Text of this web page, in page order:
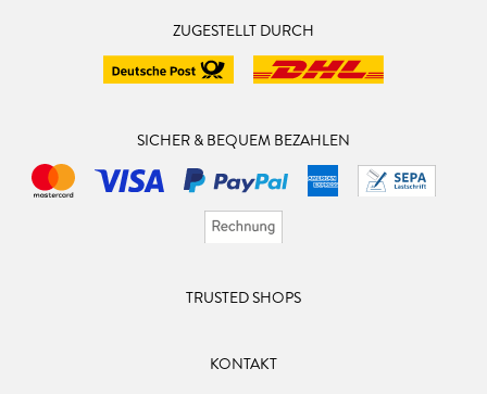
ZUGESTELLT DURCH
SICHER & BEQUEM BEZAHLEN
TRUSTED SHOPS
KONTAKT